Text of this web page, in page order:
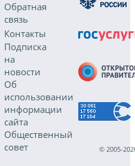
Обратная
связь
Контакты
Подписка
на
новости
Об
использовании
информации
сайта
Общественный
совет
© 2005-